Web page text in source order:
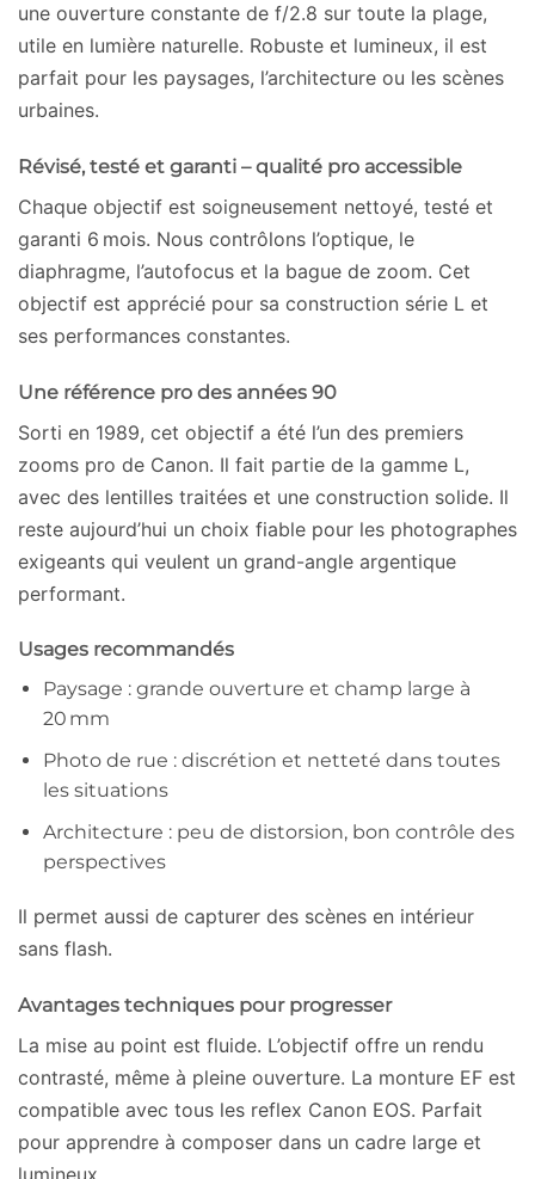
une ouverture constante de f/2.8 sur toute la plage,
utile en lumière naturelle. Robuste et lumineux, il est
parfait pour les paysages, l’architecture ou les scènes
urbaines.
Révisé, testé et garanti – qualité pro accessible
Chaque objectif est soigneusement nettoyé, testé et
garanti 6 mois. Nous contrôlons l’optique, le
diaphragme, l’autofocus et la bague de zoom. Cet
objectif est apprécié pour sa construction série L et
ses performances constantes.
Une référence pro des années 90
Sorti en 1989, cet objectif a été l’un des premiers
zooms pro de Canon. Il fait partie de la gamme L,
avec des lentilles traitées et une construction solide. Il
reste aujourd’hui un choix fiable pour les photographes
exigeants qui veulent un grand-angle argentique
performant.
Usages recommandés
Paysage : grande ouverture et champ large à
20 mm
Photo de rue : discrétion et netteté dans toutes
les situations
Architecture : peu de distorsion, bon contrôle des
perspectives
Il permet aussi de capturer des scènes en intérieur
sans flash.
Avantages techniques pour progresser
La mise au point est fluide. L’objectif offre un rendu
contrasté, même à pleine ouverture. La monture EF est
compatible avec tous les reflex Canon EOS. Parfait
pour apprendre à composer dans un cadre large et